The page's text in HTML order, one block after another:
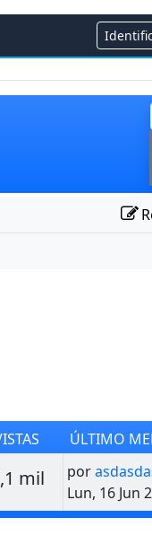
ÚLTIMO
milVistas
Último
por
Lun, 16 Jun